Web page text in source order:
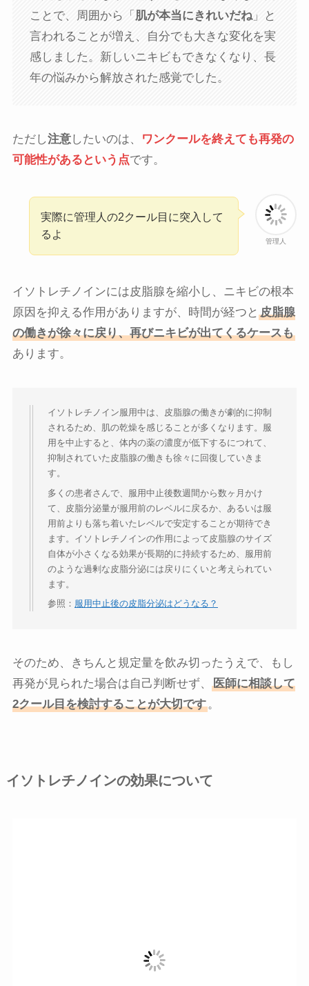
ことで、周囲から「 肌が本当にきれいだね 」と
言われることが増え、自分でも大きな変化を実
感しました。新しいニキビもできなくなり、長
年の悩みから解放された感覚でした。
ただし注意したいのは、
ワンクールを終えても再発の
可能性があるという点です。
管理人
実際に管理人の2クール目に突入して
るよ
イソトレチノインには皮脂腺を縮小し、ニキビの根本
原因を抑える作用がありますが、時間が経つと 皮脂腺
の働きが徐々に戻り、再びニキビが出てくるケースも
あります。
イソトレチノイン服用中は、皮脂腺の働きが劇的に抑制
されるため、肌の乾燥を感じることが多くなります。服
用を中止すると、体内の薬の濃度が低下するにつれて、
抑制されていた皮脂腺の働きも徐々に回復していきま
す。
多くの患者さんで、服用中止後数週間から数ヶ月かけ
て、皮脂分泌量が服用前のレベルに戻るか、あるいは服
用前よりも落ち着いたレベルで安定することが期待でき
ます。イソトレチノインの作用によって皮脂腺のサイズ
自体が小さくなる効果が長期的に持続するため、服用前
のような過剰な皮脂分泌には戻りにくいと考えられてい
ます。
参照： 服用中止後の皮脂分泌はどうなる？
そのため、きちんと規定量を飲み切ったうえで、もし
再発が見られた場合は自己判断せず、
医師に相談して
2クール目を検討することが大切です。
イソトレチノインの効果について